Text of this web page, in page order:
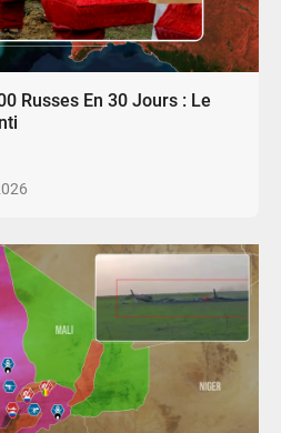
Russes En 30 Jours : Le